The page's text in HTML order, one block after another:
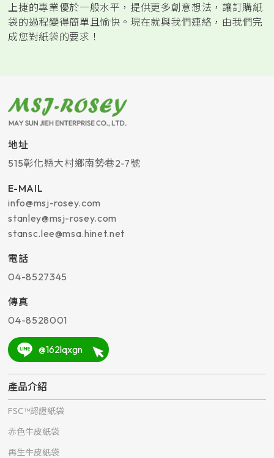
上捷的專業優於一般水平，提供更多創意想法，讓訂購紙
袋的過程變得簡單且愉快。現在就與我們連絡，由我們完
成您對紙袋的要求！
地址
515彰化縣大村鄉南勢巷2-7號
E-MAIL
info@msj-rosey.com
stanley@msj-rosey.com
stansc.lee@msa.hinet.net
電話
04-8527345
傳真
04-8528001
@162lqxgn
產品介紹
FSC™認證紙袋
赤色牛皮紙袋
再生牛皮紙袋